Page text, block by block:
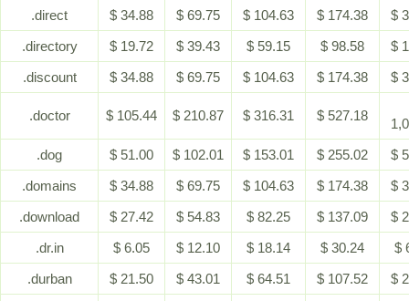
.direct
$ 34.88 $ 69.75 $ 104.63 $ 174.38
$
.directory
$ 19.72 $ 39.43 $ 59.15 $ 98.58
$
.discount
$ 34.88 $ 69.75 $ 104.63 $ 174.38 $
.doctor $ 105.44 $ 210.87 $ 316.31 $ 527.18
.dog
$ 51.00 $ 102.01 $ 153.01 $ 255.02
$
.domains
$ 34.88 $ 69.75 $ 104.63 $ 174.38
$
.download
$ 27.42 $ 54.83 $ 82.25 $ 137.09
$
.dr.in
$ 6.05 $ 12.10 $ 18.14 $ 30.24
$
.durban
$ 21.50 $ 43.01 $ 64.51 $ 107.52
$